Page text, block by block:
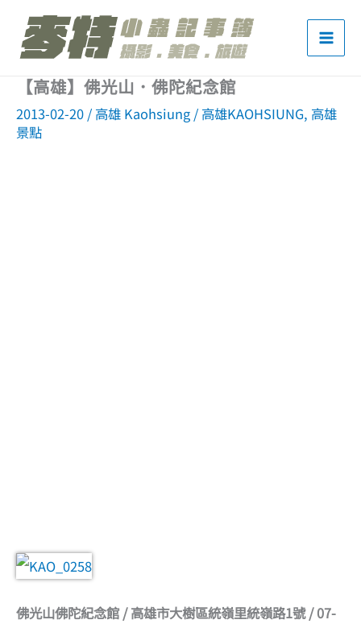
【高雄】佛光山．佛陀紀念館
2013-02-20 / 高雄 Kaohsiung / 高雄KAOHSIUNG, 高雄
景點
佛光山佛陀紀念館 / 高雄市大樹區統嶺里統嶺路1號 / 07-